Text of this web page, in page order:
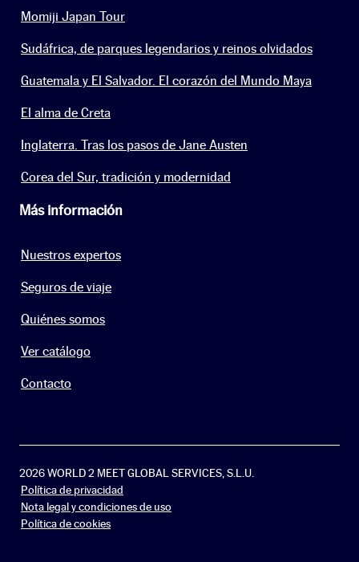
Momiji Japan Tour
Sudáfrica, de parques legendarios y reinos olvidados
Guatemala y El Salvador. El corazón del Mundo Maya
El alma de Creta
Inglaterra. Tras los pasos de Jane Austen
Corea del Sur, tradición y modernidad
Más información
Nuestros expertos
Seguros de viaje
Quiénes somos
Ver catálogo
Contacto
2026 WORLD 2 MEET GLOBAL SERVICES, S.L.U.
Política de privacidad
Nota legal y condiciones de uso
Política de cookies